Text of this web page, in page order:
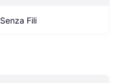
Senza Fili